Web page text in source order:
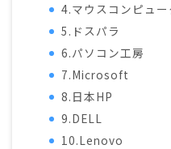
4.マウスコンピュー
5.ドスパラ
6.パソコン工房
7.Microsoft
8.日本HP
9.DELL
10.Lenovo